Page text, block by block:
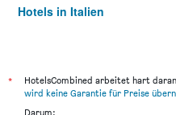
Hotels in Italien
*
HotelsCombined arbeitet hart
wird keine Garantie für Preise
Darum: